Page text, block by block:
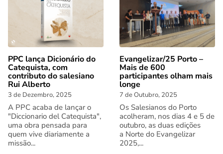
PPC lança Dicionário do
Catequista, com
contributo do salesiano
Rui Alberto
3 de Dezembro, 2025
A PPC acaba de lançar o
"Diccionario del Catequista",
uma obra pensada para
quem vive diariamente a
missão...
Evangelizar/25 Porto –
Mais de 600
participantes olham mais
longe
7 de Outubro, 2025
Os Salesianos do Porto
acolheram, nos dias 4 e 5 de
outubro, as duas edições
a Norte do Evangelizar
2025,...